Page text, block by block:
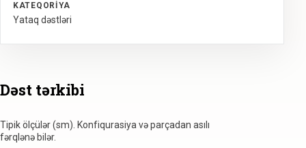
KATEQORIYA
Yataq dəstləri
Dəst tərkibi
Tipik ölçülər (sm). Konfiqurasiya və parçadan asılı
fərqlənə bilər.